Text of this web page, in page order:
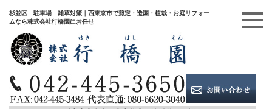
杉並区 駐車場 雑草対策｜西東京市で剪定・造園・植栽・お庭リフォー
ムなら株式会社行橋園にお任せ